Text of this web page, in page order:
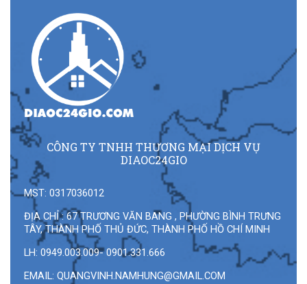
CÔNG TY TNHH THƯƠNG MẠI DỊCH VỤ
DIAOC24GIO
MST: 0317036012
ĐỊA CHỈ : 67 TRƯƠNG VĂN BANG , PHƯỜNG BÌNH TRƯNG
TÂY, THÀNH PHỐ THỦ ĐỨC, THÀNH PHỐ HỒ CHÍ MINH
LH: 0949.003.009- 0901.331.666
EMAIL: QUANGVINH.NAMHUNG@GMAIL.COM